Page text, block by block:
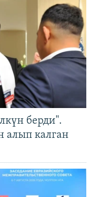
берди".
алып калган